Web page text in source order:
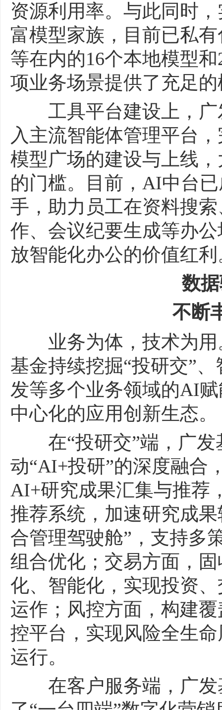
资源利用率。与此同时
富模型家族，目前已私有
等在内的16个本地模型
项业务场景提供了充足
工具平台建设上，广
入主流智能体管理平台
模型广场的建设与上线
的门槛。目前，AI中台
手，助力员工在资料搜
作、会议纪要生成等办
放智能化办公的价值红利
数
不断丰
业务为体，技术为用
基金持续挖掘“投研交”
发等多个业务领域的AI
中心化的应用创新生态。
在“投研交”端，广发
动“AI+投研”的深度融合
AI+研究成果汇集与推荐
推荐系统，加速研究成
合管理驾驶舱”，支持多
组合优化；交易方面，
化、智能化，实现投资
运作；风控方面，构建
控平台，实现风险全生
运行。
在客户服务端，广发